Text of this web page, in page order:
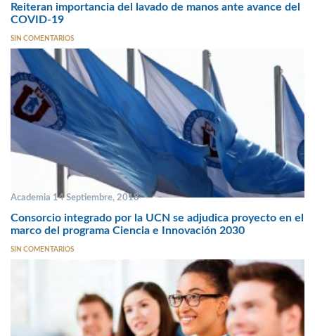
Reiteran importancia del lavado de manos ante avance del
COVID-19
SIN COMENTARIOS
Academia 14 Septiembre, 2018
Consorcio integrado por la UCN se adjudica proyecto en el
marco del programa Ciencia e Innovación 2030
SIN COMENTARIOS